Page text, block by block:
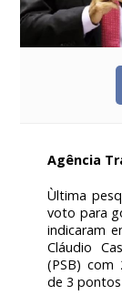
Agência
Ùltima
voto para
indicaram
Cláudio
(PSB) com
de 3